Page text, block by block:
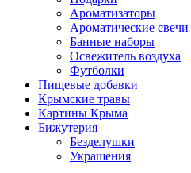
Ароматизаторы
Ароматические свечи
Банные наборы
Освежитель воздуха
Футболки
Пищевые добавки
Крымские травы
Картины Крыма
Бижутерия
Безделушки
Украшения